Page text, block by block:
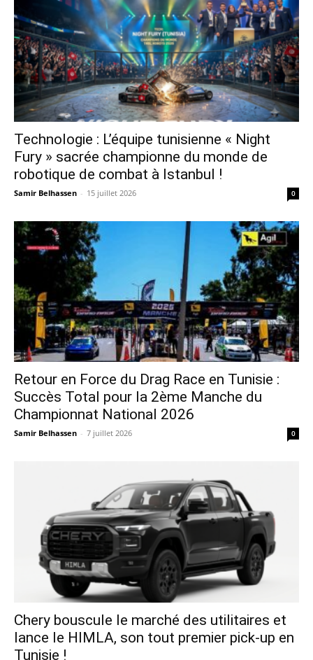
Technologie : L’équipe tunisienne « Night
Fury » sacrée championne du monde de
robotique de combat à Istanbul !
Samir Belhassen - 15 juillet 2026 0
Retour en Force du Drag Race en Tunisie :
Succès Total pour la 2ème Manche du
Championnat National 2026
Samir Belhassen - 7 juillet 2026 0
Chery bouscule le marché des utilitaires et
lance le HIMLA, son tout premier pick-up en
Tunisie !